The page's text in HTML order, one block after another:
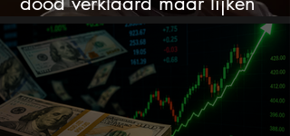
springlevend